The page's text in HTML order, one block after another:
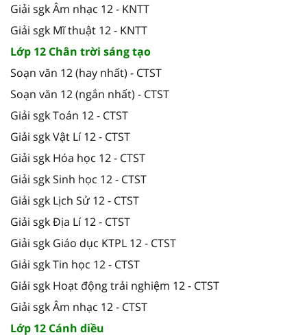
Giải sgk Âm nhạc 12 - KNTT
Giải sgk Mĩ thuật 12 - KNTT
Lớp 12 Chân trời sáng tạo
Soạn văn 12 (hay nhất) - CTST
Soạn văn 12 (ngắn nhất) - CTST
Giải sgk Toán 12 - CTST
Giải sgk Vật Lí 12 - CTST
Giải sgk Hóa học 12 - CTST
Giải sgk Sinh học 12 - CTST
Giải sgk Lịch Sử 12 - CTST
Giải sgk Địa Lí 12 - CTST
Giải sgk Giáo dục KTPL 12 - CTST
Giải sgk Tin học 12 - CTST
Giải sgk Hoạt động trải nghiệm 12 - CTST
Giải sgk Âm nhạc 12 - CTST
Lớp 12 Cánh diều